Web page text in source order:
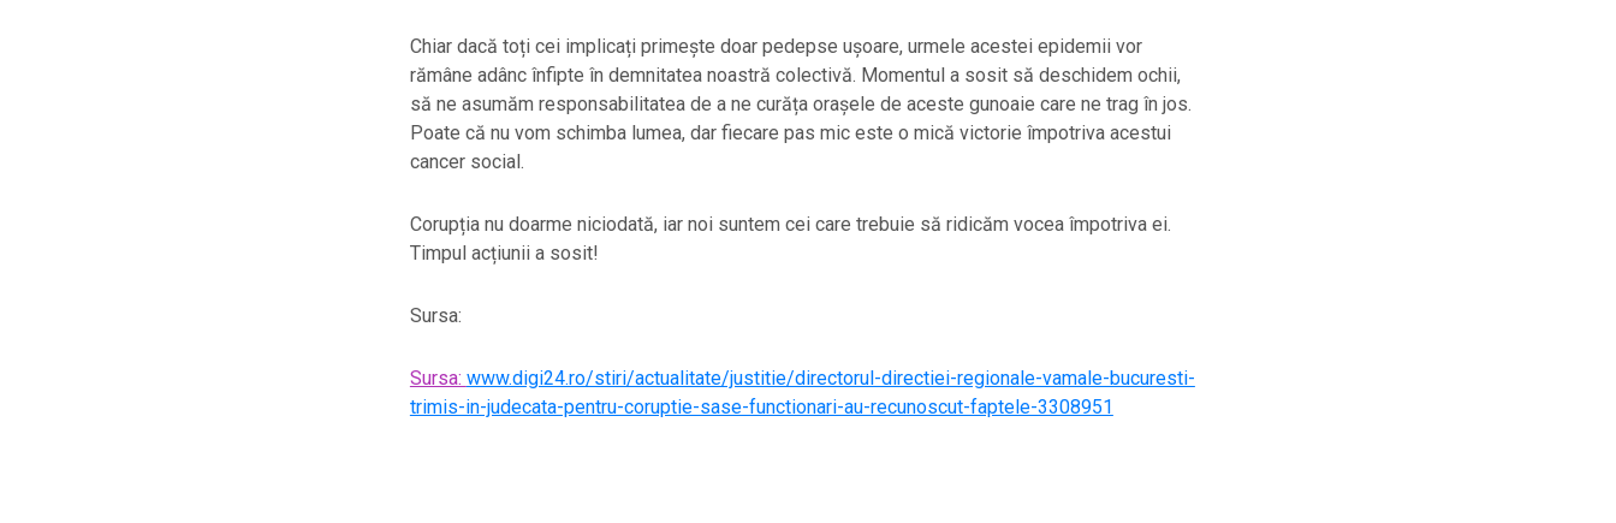
Chiar dacă toți cei implicați primește doar pedepse ușoare, urmele acestei epidemii vor
rămâne adânc înfipte în demnitatea noastră colectivă. Momentul a sosit să deschidem ochii,
să ne asumăm responsabilitatea de a ne curăța orașele de aceste gunoaie care ne trag în jos.
Poate că nu vom schimba lumea, dar fiecare pas mic este o mică victorie împotriva acestui
cancer social.
Corupția nu doarme niciodată, iar noi suntem cei care trebuie să ridicăm vocea împotriva ei.
Timpul acțiunii a sosit!
Sursa:
Sursa: www.digi24.ro/stiri/actualitate/justitie/directorul-directiei-regionale-vamale-bucuresti-
trimis-in-judecata-pentru-coruptie-sase-functionari-au-recunoscut-faptele-3308951